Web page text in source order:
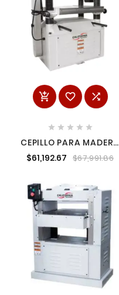
  
    
CEPILLO PARA MADERA
20" 3 HP 4 NAVAJAS 1
FASE 220 VOLTS
$61,192.67 $67,991.86